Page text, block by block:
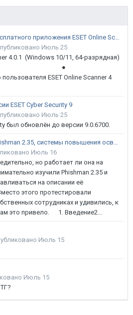
Новая версия бесплатного приложения ESET Online Scanner доступна пользователям
Июль 25
4.0.1 (Windows 10/11, 64-разрядная)
ESET Online Scanner 4
ESET Cyber Security 9
Июль 25
был обновлён до версии 9.0.6700.
Тестирование Phishman 2.35, системы повышения осведомлённости пользователей в сфере ИБ
Июль 16
но работает ли она на
изучили Phishman 2.35 и
на описании её
этого протестировали
сотрудниках и удивились, к
это привело. 1. Введение2...
Июль 15
Июль 15